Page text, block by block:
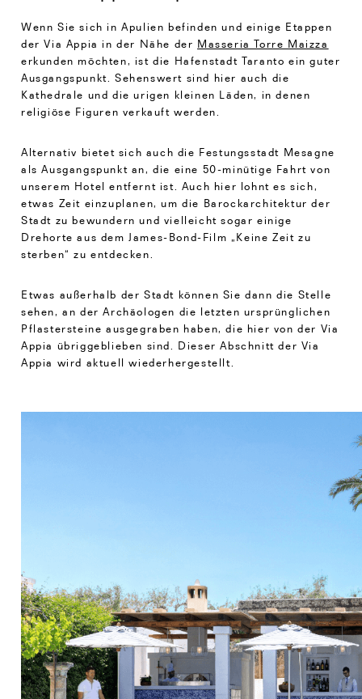
Wenn Sie sich in Apulien befinden und einige Etappen
der Via Appia in der Nähe der Masseria Torre Maizza
erkunden möchten, ist die Hafenstadt Taranto ein guter
Ausgangspunkt. Sehenswert sind hier auch die
Kathedrale und die urigen kleinen Läden, in denen
religiöse Figuren verkauft werden.
Alternativ bietet sich auch die Festungsstadt Mesagne
als Ausgangspunkt an, die eine 50-minütige Fahrt von
unserem Hotel entfernt ist. Auch hier lohnt es sich,
etwas Zeit einzuplanen, um die Barockarchitektur der
Stadt zu bewundern und vielleicht sogar einige
Drehorte aus dem James-Bond-Film „Keine Zeit zu
sterben“ zu entdecken.
Etwas außerhalb der Stadt können Sie dann die Stelle
sehen, an der Archäologen die letzten ursprünglichen
Pflastersteine ausgegraben haben, die hier von der Via
Appia übriggeblieben sind. Dieser Abschnitt der Via
Appia wird aktuell wiederhergestellt.